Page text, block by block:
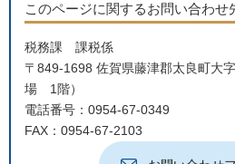
このページに関するお問い合わせ
税務課 課税係
〒849-1698 佐賀県藤津郡太良町大
場 1階）
電話番号：0954-67-0349
FAX：0954-67-2103